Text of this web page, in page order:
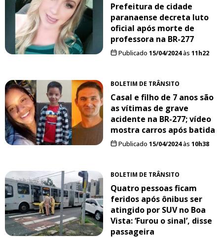
Prefeitura de cidade
paranaense decreta luto
oficial após morte de
professora na BR-277
Publicado 15/04/2024às 11h22
BOLETIM DE TRÂNSITO
Casal e filho de 7 anos são
as vítimas de grave
acidente na BR-277; vídeo
mostra carros após batida
Publicado 15/04/2024às 10h38
BOLETIM DE TRÂNSITO
Quatro pessoas ficam
feridos após ônibus ser
atingido por SUV no Boa
Vista: ‘Furou o sinal’, disse
passageira